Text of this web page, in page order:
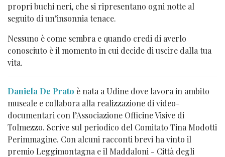
propri buchi neri, che si ripresentano ogni notte al
seguito di un’insonnia tenace.
Nessuno è come sembra e quando credi di averlo
conosciuto è il momento in cui decide di uscire dalla tua
vita.
Daniela De Prato è nata a Udine dove lavora in ambito
museale e collabora alla realizzazione di video-
documentari con l’Associazione Officine Visive di
Tolmezzo. Scrive sul periodico del Comitato Tina Modotti
Perimmagine. Con alcuni racconti brevi ha vinto il
premio Leggimontagna e il Maddaloni - Città degli